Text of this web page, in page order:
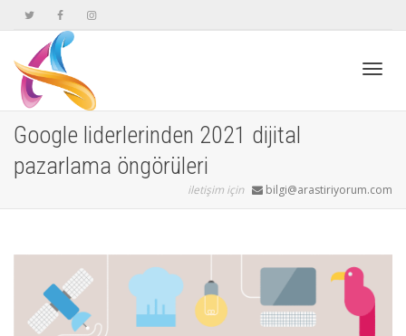
Google liderlerinden 2021 dijital
pazarlama öngörüleri
iletişim için bilgi@arastiriyorum.com